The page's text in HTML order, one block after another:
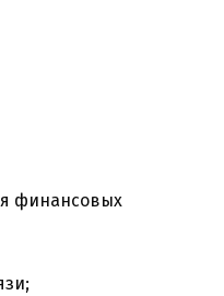
финансовых